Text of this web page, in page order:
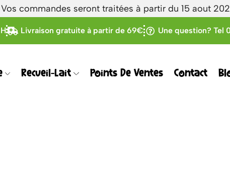
commandes seront traitées à partir du 15 aout
Livraison gratuite à partir de 69€ Une question? Tel
Recueil-Lait Points De Ventes Contact